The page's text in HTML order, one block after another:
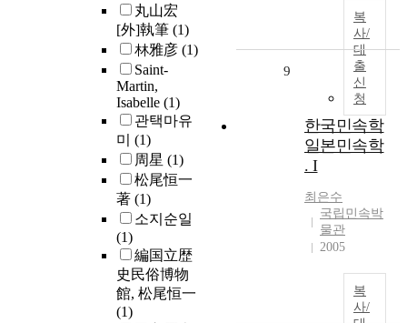
丸山宏
[外]執筆 (1)
林雅彦 (1)
Saint-
Martin,
Isabelle (1)
관택마유
미 (1)
周星 (1)
松尾恒一
著 (1)
소지순일
(1)
編国立歴
史民俗博物
館, 松尾恒一
(1)
복
사/
대
출
신
청
9
한국민속학
일본민속학
. I
최은수
국립민속박
물관
2005
복
사/